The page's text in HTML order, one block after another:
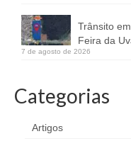
Trânsito
Feira da
7 de agosto de 2026
Categorias
Artigos